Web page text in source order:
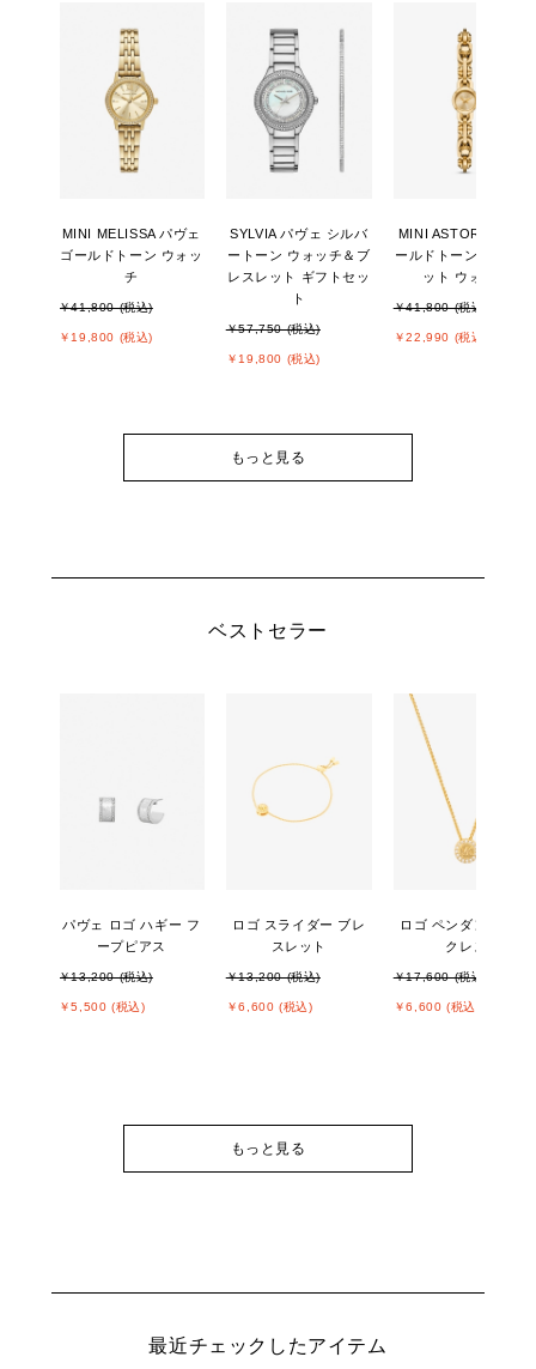
MINI MELISSA パヴェ
ゴールドトーン ウォッ
チ
￥41,800 (税込)
￥19,800 (税込)
SYLVIA パヴェ シルバ
ートーン ウォッチ＆ブ
レスレット ギフトセッ
ト
￥57,750 (税込)
￥19,800 (税込)
MINI ASTOR LINK ゴ
ールドトーン ブレス
ット ウォッチ
￥41,800 (税込)
￥22,990 (税込)
もっと見る
ベストセラー
パヴェ ロゴ ハギー フ
ープピアス
￥13,200 (税込)
￥5,500 (税込)
ロゴ スライダー ブレ
スレット
￥13,200 (税込)
￥6,600 (税込)
ロゴ ペンダント ネッ
クレス
￥17,600 (税込)
￥6,600 (税込)
もっと見る
最近チェックしたアイテム